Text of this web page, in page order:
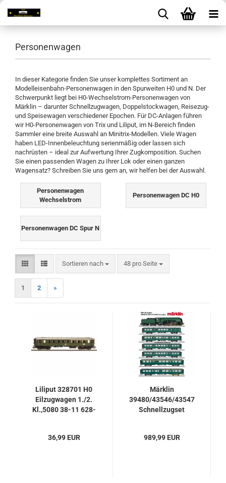
Personenwagen
In dieser Kategorie finden Sie unser komplettes Sortiment an
Modelleisenbahn-Personenwagen in den Spurweiten H0 und N. Der
Schwerpunkt liegt bei H0-Wechselstrom-Personenwagen von
Märklin – darunter Schnellzugwagen, Doppelstockwagen, Reisezug-
und Speisewagen verschiedener Epochen. Für DC-Anlagen führen
wir H0-Personenwagen von Trix und Liliput, im N-Bereich finden
Sammler eine breite Auswahl an Minitrix-Modellen. Viele Wagen
haben LED-Innenbeleuchtung serienmäßig oder lassen sich
nachrüsten – ideal zur Aufwertung Ihrer Zugkomposition. Suchen
Sie einen passenden Wagen zu Ihrer Lok oder einen ganzen
Wagensatz? Schreiben Sie uns gern an, wir helfen bei der Auswahl.
Personenwagen
Wechselstrom
Personenwagen DC H0
Personenwagen DC Spur N
Sortieren nach
Sortieren nach 48 pro Seite
pro Seite
1 2 »
Liliput 328701 H0
Eilzugwagen 1./2.
Kl.,5080 38-11 628-
36,99 EUR
Märklin
39480/43546/43547
Schnellzugset
Sound, Rauch, mfx+
989,99 EUR